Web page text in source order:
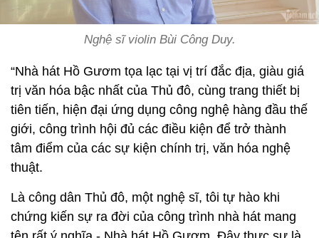
Nghệ sĩ violin Bùi Công Duy.
“Nhà hát Hồ Gươm tọa lạc tại vị trí đắc địa, giàu giá
trị văn hóa bậc nhất của Thủ đô, cùng trang thiết bị
tiên tiến, hiện đại ứng dụng công nghệ hàng đầu thế
giới, công trình hội đủ các điều kiện để trở thành
tâm điểm của các sự kiện chính trị, văn hóa nghệ
thuật.
Là công dân Thủ đô, một nghệ sĩ, tôi tự hào khi
chứng kiến sự ra đời của công trình nhà hát mang